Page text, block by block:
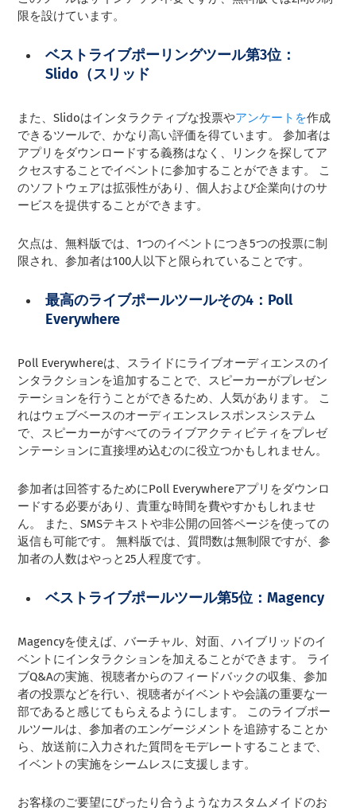
限を設けています。
ベストライブポーリングツール第3位：
Slido（スリッド
また、Slidoはインタラクティブな投票やアンケートを作成
できるツールで、かなり高い評価を得ています。 参加者は
アプリをダウンロードする義務はなく、リンクを探してア
クセスすることでイベントに参加することができます。 こ
のソフトウェアは拡張性があり、個人および企業向けのサ
ービスを提供することができます。
欠点は、無料版では、1つのイベントにつき5つの投票に制
限され、参加者は100人以下と限られていることです。
最高のライブポールツールその4：Poll
Everywhere
Poll Everywhereは、スライドにライブオーディエンスのイ
ンタラクションを追加することで、スピーカーがプレゼン
テーションを行うことができるため、人気があります。 こ
れはウェブベースのオーディエンスレスポンスシステム
で、スピーカーがすべてのライブアクティビティをプレゼ
ンテーションに直接埋め込むのに役立つかもしれません。
参加者は回答するためにPoll Everywhereアプリをダウンロ
ードする必要があり、貴重な時間を費やすかもしれませ
ん。 また、SMSテキストや非公開の回答ページを使っての
返信も可能です。無料版では、質問数は無制限ですが、参
加者の人数はやっと25人程度です。
ベストライブポールツール第5位：Magency
Magencyを使えば、バーチャル、対面、ハイブリッドのイ
ベントにインタラクションを加えることができます。 ライ
ブQ&Aの実施、視聴者からのフィードバックの収集、参加
者の投票などを行い、視聴者がイベントや会議の重要な一
部であると感じてもらえるようにします。 このライブポー
ルツールは、参加者のエンゲージメントを追跡することか
ら、放送前に入力された質問をモデレートすることまで、
イベントの実施をシームレスに支援します。
お客様のご要望にぴったり合うようなカスタムメイドのお